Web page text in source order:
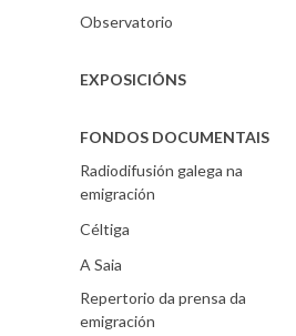
Observatorio
EXPOSICIÓNS
FONDOS DOCUMENTAIS
Radiodifusión galega na
emigración
Céltiga
A Saia
Repertorio da prensa da
emigración